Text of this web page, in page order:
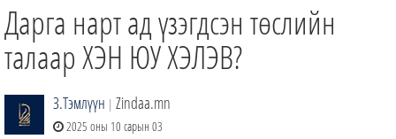
ӨГЛӨӨНИЙ СОНИН
АУДИО ЗОХИОЛ
ЗИНДАА СЭТГҮҮЛ
Дарга нарт ад үзэгдсэн төслийн
талаар ХЭН ЮУ ХЭЛЭВ?
З.Тэмлүүн | Zindaa.mn
2025 оны 10 сарын 03